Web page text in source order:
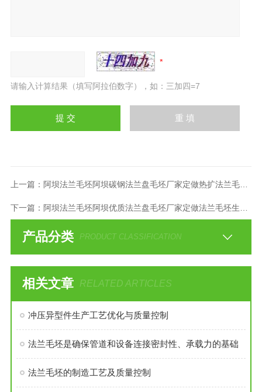
请输入计算结果（填写阿拉伯数字），如：三加四=7
上一篇： 阿坝法兰毛坯阿坝碳钢法兰盘毛坯厂家定做热扩法兰毛坯价
下一篇： 阿坝法兰毛坯阿坝优质法兰盘毛坯厂家定做法兰毛坯生产厂
产品分类 PRODUCT CLASSIFICATION
相关文章 RELATED ARTICLES
冲压异型件生产工艺优化与质量控制
法兰毛坯是确保管道和设备连接密封性、承载力的基础
法兰毛坯的制造工艺及质量控制